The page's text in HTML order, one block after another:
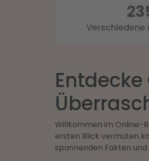
Verschiedene
Willkommen im Online-
ersten Blick vermuten
spannenden Fakten